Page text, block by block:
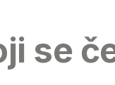
se